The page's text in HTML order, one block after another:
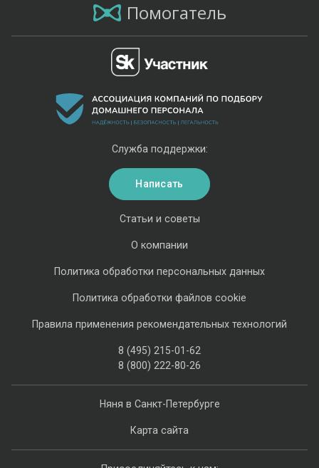
Помогатель
Няня в Санкт-Петербурге
Карта сайта
Статьи и советы
О компании
Политика обработки персональных данных
Политика обработки файлов cookie
Правила применения рекомендательных технологий
8 (495) 215-01-62
8 (800) 222-80-26
Служба поддержки:
Написать